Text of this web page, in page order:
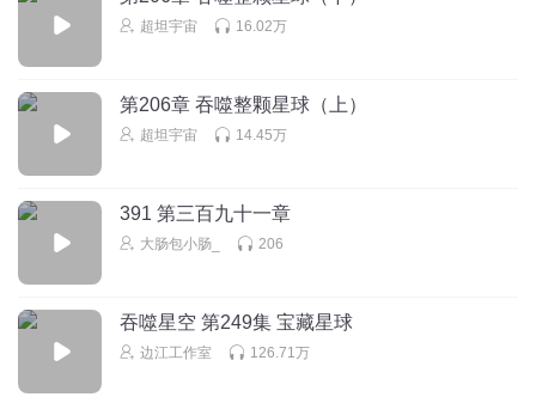
超坦宇宙 16.02万
第206章 吞噬整颗星球（上）
超坦宇宙 14.45万
391 第三百九十一章
大肠包小肠_ 206
吞噬星空 第249集 宝藏星球
边江工作室 126.71万